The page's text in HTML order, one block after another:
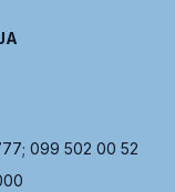
099 502 00 52